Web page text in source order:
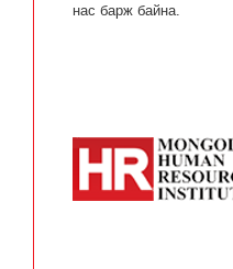
нас барж байна.